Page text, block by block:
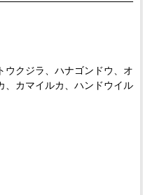
ウクジラ、ハナゴンドウ、オ
、カマイルカ、ハンドウイル